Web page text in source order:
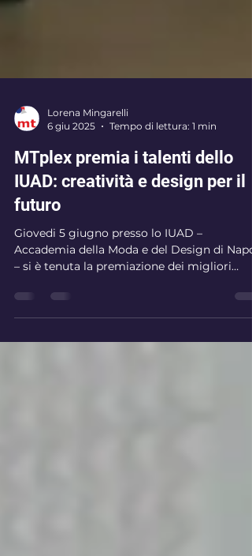
Lorena Mingarelli
6 giu 2025
Tempo di lettura: 1 min
MTplex premia i talenti dello
IUAD: creatività e design per il
futuro
Accademia della Moda e del Design di
– si è tenuta la premiazione dei migliori